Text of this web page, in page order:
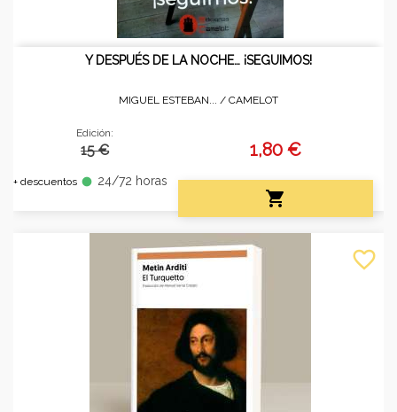
Y DESPUÉS DE LA NOCHE… ¡SEGUIMOS!
MIGUEL ESTEBAN... / CAMELOT
Edición:
15 €
+ descuentos fiber_manual_record 24/72 horas
1,80 €

favorite_border